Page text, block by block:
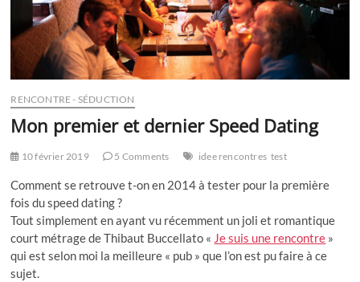
RENCONTRE - SÉDUCTION
Mon premier et dernier Speed Dating
10 février 2019 5 Comments idee rencontres test
Comment se retrouve t-on en 2014 à tester pour la première
fois du speed dating ?
Tout simplement en ayant vu récemment un joli et romantique
court métrage de Thibaut Buccellato « Je suis une rencontre »
qui est selon moi la meilleure « pub » que l’on est pu faire à ce
sujet.